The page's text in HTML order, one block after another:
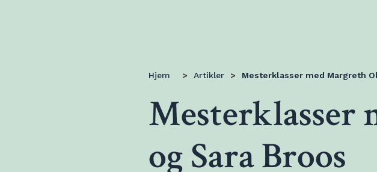
Hjem > Artikler > Mesterklasser med Margreth
Mesterklasser
og Sara Broos